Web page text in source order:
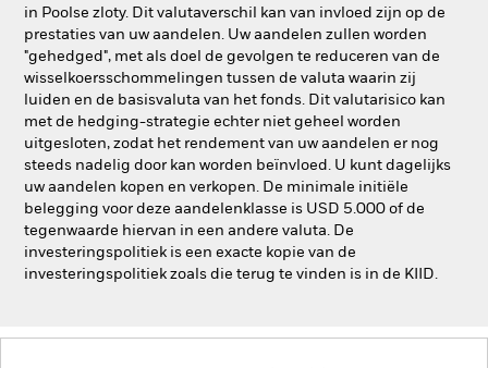
in Poolse zloty. Dit valutaverschil kan van invloed zijn op de
prestaties van uw aandelen. Uw aandelen zullen worden
"gehedged", met als doel de gevolgen te reduceren van de
wisselkoersschommelingen tussen de valuta waarin zij
luiden en de basisvaluta van het fonds. Dit valutarisico kan
met de hedging-strategie echter niet geheel worden
uitgesloten, zodat het rendement van uw aandelen er nog
steeds nadelig door kan worden beïnvloed. U kunt dagelijks
uw aandelen kopen en verkopen. De minimale initiële
belegging voor deze aandelenklasse is USD 5.000 of de
tegenwaarde hiervan in een andere valuta. De
investeringspolitiek is een exacte kopie van de
investeringspolitiek zoals die terug te vinden is in de KIID.